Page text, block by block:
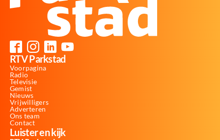
RTV Parkstad
Voorpagina
Radio
Televisie
Gemist
Nieuws
Vrijwilligers
Adverteren
Ons team
Contact
Luister en kijk